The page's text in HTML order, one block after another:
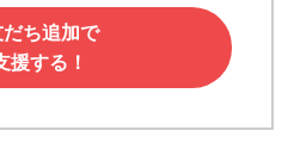
だち追加で
援する！